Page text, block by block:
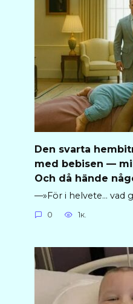
Den svarta
med bebisen —
Och då hände
—»För i helvete… vad
0 1к.